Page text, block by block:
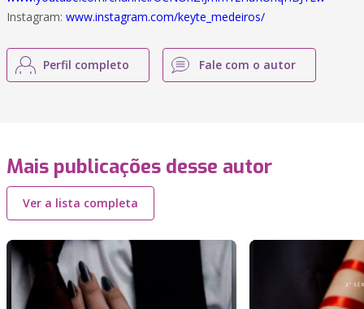
Instagram: www.instagram.com/keyte_medeiros/
Perfil completo Fale com o autor
Mais publicações desse autor
Ver a lista completa